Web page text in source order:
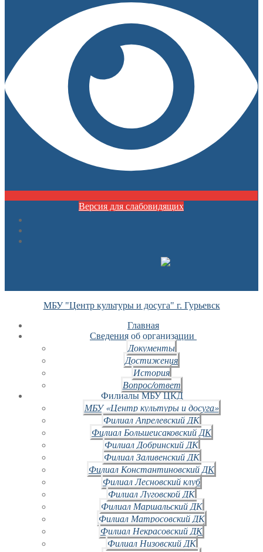
Версия для слабовидящих
МБУ "Центр культуры и досуга" г. Гурьевск
Главная
Сведения об организации
Документы
Достижения
История
Вопрос/ответ
Филиалы МБУ ЦКД
МБУ «Центр культуры и досуга»
Филиал Апрелевский ДК
Филиал Большеисаковский ДК
Филиал Добринский ДК
Филиал Заливенский ДК
Филиал Константиновский ДК
Филиал Лесновский клуб
Филиал Луговской ДК
Филиал Маршальский ДК
Филиал Матросовский ДК
Филиал Некрасовский ДК
Филиал Низовский ДК